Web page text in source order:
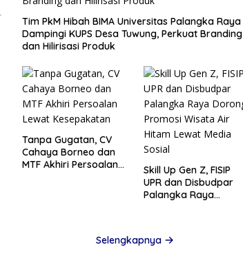
Tim PkM Hibah BIMA Universitas Palangka Raya
Dampingi KUPS Desa Tuwung, Perkuat Branding
dan Hilirisasi Produk
Tanpa Gugatan, CV
Cahaya Borneo dan
MTF Akhiri Persoalan
Skill Up Gen Z, FISIP
UPR dan Disbudpar
Palangka Raya
Selengkapnya